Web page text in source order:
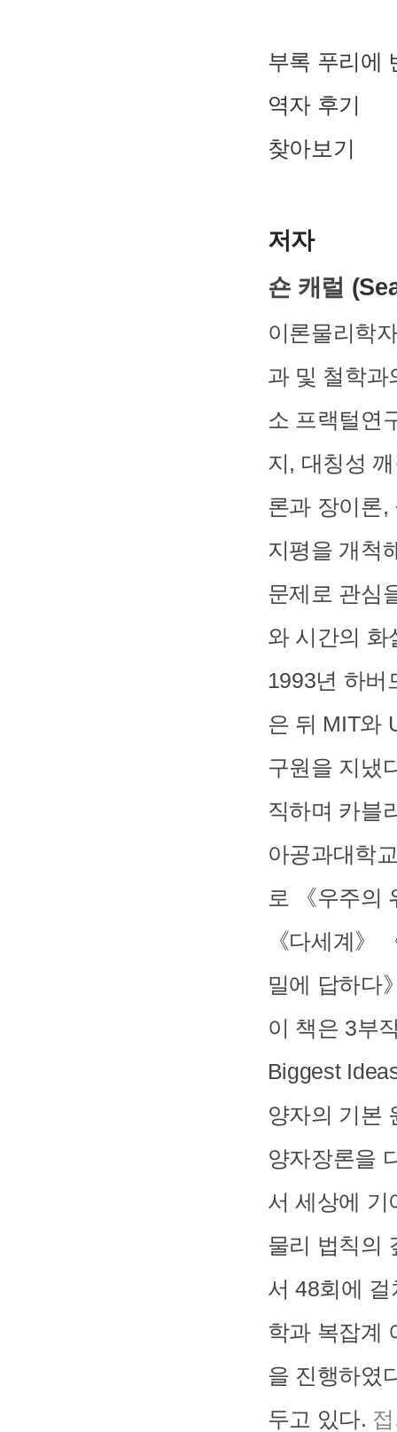
부록 푸리에
역자 후기
찾아보기
저자
숀 캐럴
이론물리학
과 및 철학과
소 프랙털연
지, 대칭성
론과 장이론,
지평을 개척
문제로 관심
와 시간의 화
1993년 하버
은 뒤 MIT와
구원을 지냈
직하며 카블
아공과대학
로 《우주의
《다세계》
밀에 답하다
이 책은 3부
Biggest
양자의 기본
양자장론을
서 세상에 기
물리 법칙의
서 48회에
학과 복잡계
을 진행하였
두고 있다.